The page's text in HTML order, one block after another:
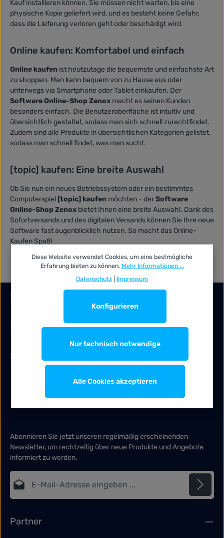
Kauf installieren können. Sie müssen nicht warten, bis eine
physische Kopie geliefert wird, und es besteht keine Gefahr,
dass die Lieferung verloren geht oder beschädigt wird.
Online kaufen: Komfortabel und einfach
Online kaufen ist heutzutage die bequemste und einfachste Art
zu shoppen. Man kann bequem von zu Hause aus oder
unterwegs via Smartphone oder Tablet einkaufen. Der
Software Online-Shop Zenox macht es seinen Kunden
besonders einfach. Die Benutzeroberfläche ist intuitiv und
übersichtlich gestaltet, sodass man sich schnell zurechtfindet.
Zudem sind alle Produkte in übersichtlichen Kategorien gelistet,
sodass man schnell findet, was man sucht.
[topic] kaufen: Eine breite Auswahl
Ob Sie nun ein neues Betriebssystem oder ein bestimmtes
Computerspiel [topic] kaufen möchten - derSoftware
Online-Shop Zenox bietet Ihnen eine breite Auswahl. Dank des
Sofortversands und des digitalen Versands können Sie Ihre neue
Software fast augenblicklich nutzen. So macht das Online-
Kaufen Spaß!
Service-Hotline
Information
Services
Abonnieren Sie jetzt unseren regelmäßig erscheinenden
Newsletter, um rechtzeitig über neue Produkte und Angebote
informiert zu werden.
E-Mail-Adresse*
Ich habe die
Die mit einem Stern (*) markierten Felder sind Pflichtfelder.
Partner
Diese Website verwendet Cookies, um eine bestmögliche
Erfahrung bieten zu können. Mehr Informationen ...
Datenschutz
Impressum
Nur technisch notwendige
Konfigurieren
Alle Cookies akzeptieren